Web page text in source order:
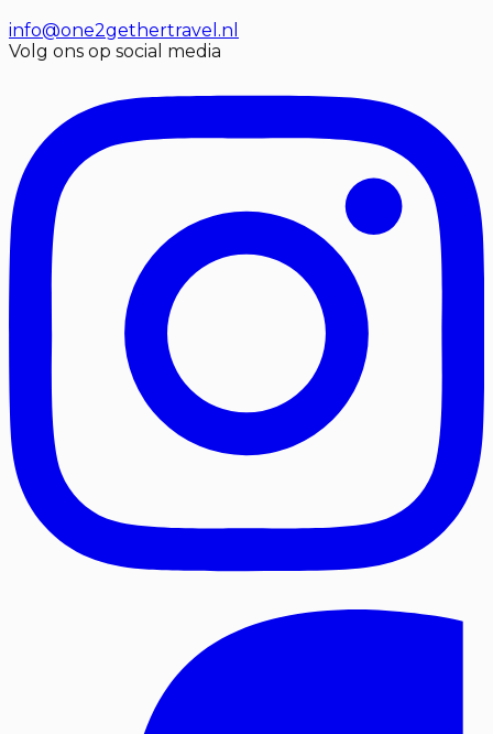
info@one2gethertravel.nl
Volg ons op social media